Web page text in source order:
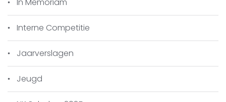
het bord gevangen. Op ..,Dd6 volgt immers
Pf7+. Ze was daarom gedwongen met
26..,Pe5 een stuk te geven, waarna de
stelling uiteraard onhoudbaar werd voor
Op bord 4 creëerden Rudi van Gool en
Stefan Beukema een onoverzichtelijke
partij. Met een truc wist Rudi zijn dame de
Interne Competitie
Jaarverslagen
Jeugd